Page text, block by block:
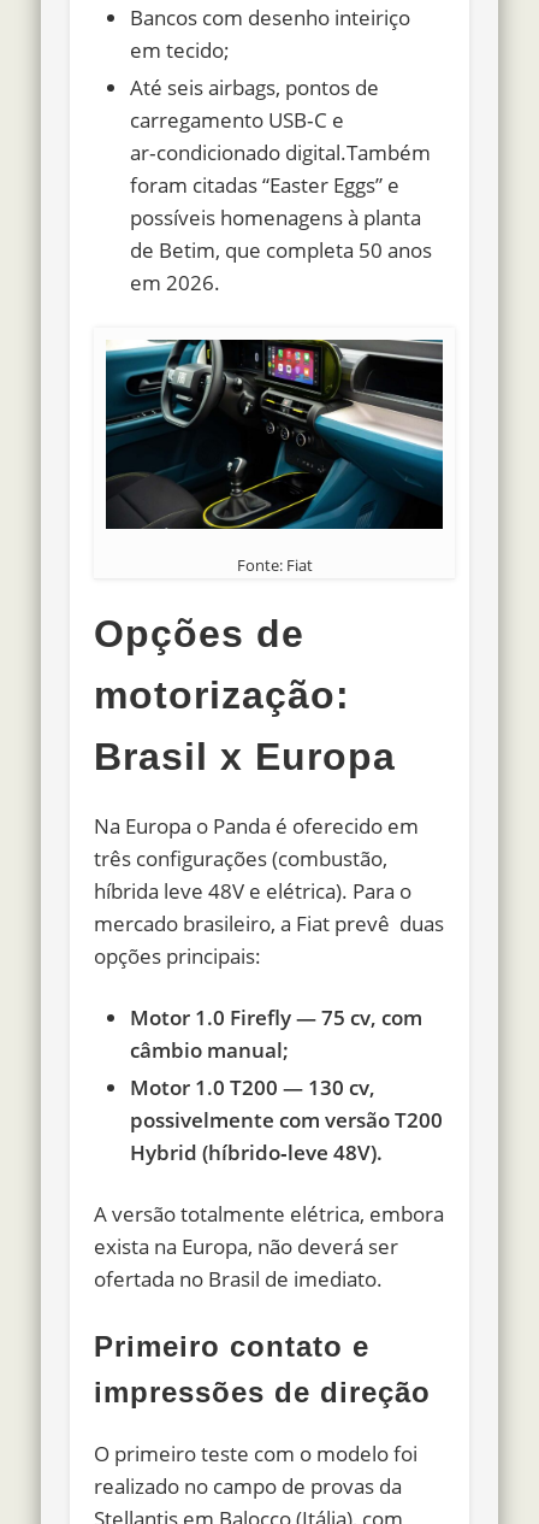
Bancos com desenho inteiriço
em tecido;
Até seis airbags, pontos de
carregamento USB‑C e
ar‑condicionado digital.Também
foram citadas “Easter Eggs” e
possíveis homenagens à planta
de Betim, que completa 50 anos
em 2026.
Fonte: Fiat
Opções de
motorização:
Brasil x Europa
Na Europa o Panda é oferecido em
três configurações (combustão,
híbrida leve 48V e elétrica). Para o
mercado brasileiro, a Fiat prevê duas
opções principais:
Motor 1.0 Firefly — 75 cv, com
câmbio manual;
Motor 1.0 T200 — 130 cv,
possivelmente com versão T200
Hybrid (híbrido‑leve 48V).
A versão totalmente elétrica, embora
exista na Europa, não deverá ser
ofertada no Brasil de imediato.
Primeiro contato e
impressões de direção
O primeiro teste com o modelo foi
realizado no campo de provas da